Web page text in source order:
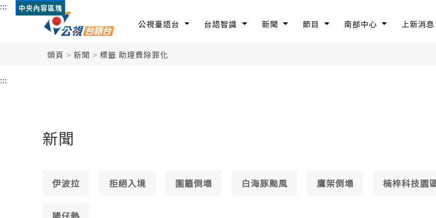
::: 中央內容區塊
公視臺語台 台語智識 新聞 節目 南部中心 上新消息
頭頁 新聞 標籤 助理費除罪化
:::
新聞
伊波拉 拒絕入境 圍籬倒塌 白海豚颱風 鷹架倒塌 楠梓科技園